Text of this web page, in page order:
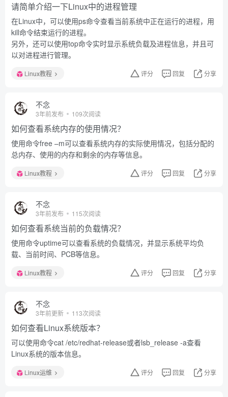
请简单介绍一下Linux中的进程管理
在Linux中，可以使用ps命令查看当前系统中正在运行的进程，用
kill命令结束运行的进程。
另外，还可以使用top命令实时显示系统负载及进程信息，并且可
以对进程进行管理。
Linux教程 评分 回复 分享
不念
3年前发布 109次阅读
如何查看系统内存的使用情况？
使用命令free –m可以查看系统内存的实际使用情况，包括分配的
总内存、使用的内存和剩余的内存等信息。
Linux教程 评分 回复 分享
不念
3年前发布 115次阅读
如何查看系统当前的负载情况？
使用命令uptime可以查看系统的负载情况，并显示系统平均负
载、当前时间、PCB等信息。
Linux教程 评分 回复 分享
不念
3年前更新 113次阅读
如何查看Linux系统版本？
可以使用命令cat /etc/redhat-release或者lsb_release -a查看
Linux系统的版本信息。
Linux运维 评分 回复 分享